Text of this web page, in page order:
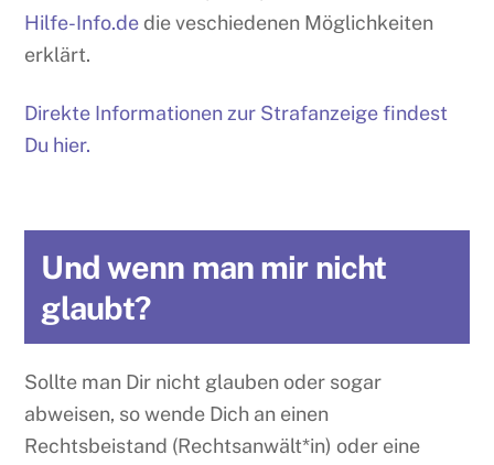
Hilfe-Info.dedie veschiedenen Möglichkeiten
erklärt.
Direkte Informationen zur Strafanzeige findest
Du hier.
Und wenn man mir nicht
glaubt?
Sollte man Dir nicht glauben oder sogar
abweisen, so wende Dich an einen
Rechtsbeistand (Rechtsanwält*in) oder eine